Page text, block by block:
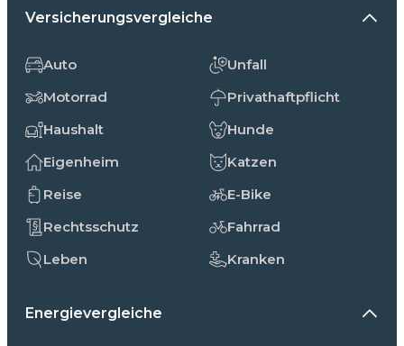
Versicherungsvergleiche
Auto
Motorrad
Haushalt
Eigenheim
Reise
Rechtsschutz
Leben
Unfall
Privathaftpflicht
Hunde
Katzen
E-Bike
Fahrrad
Kranken
Energievergleiche